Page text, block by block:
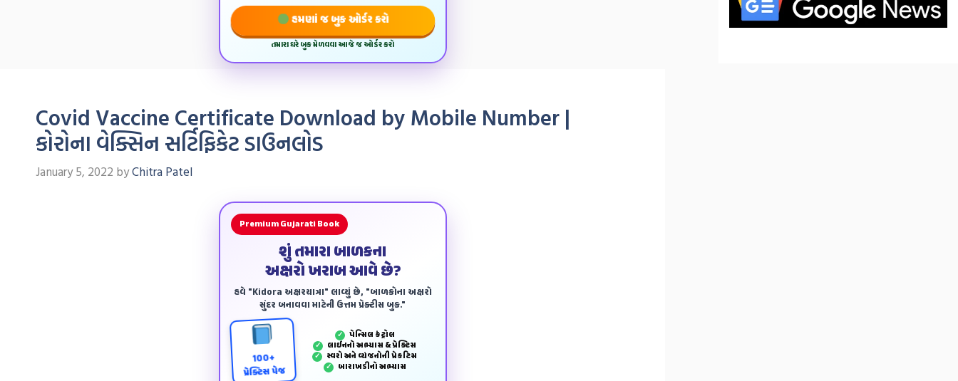
હમણાં જ બુક ઓર્ડર કરો
તમારા ઘરે બુક મેળવવા આજે જ ઓર્ડર કરો
Covid Vaccine Certificate Download by Mobile Number |
કોરોના વેક્સિન સર્ટિફિકેટ ડાઉનલોડ
January 5, 2022 byChitra Patel
Premium Gujarati Book
શું તમારા બાળકના
અક્ષરો ખરાબ આવે છે?
હવે "Kidora અક્ષરયાત્રા" લાવ્યું છે, "બાળકોના અક્ષરો
સુંદર બનાવવા માટેની ઉત્તમ પ્રેક્ટીસ બુક."
100+
પ્રેક્ટિસ પેજ
✓ પેન્‍સિલ કંટ્રોલ
✓ લાઈનનો અભ્યાસ & પ્રેક્ટિસ
✓ સ્વરો અને વ્યંજનોની પ્રેકટિસ
✓ બારાખડીનો અભ્યાસ